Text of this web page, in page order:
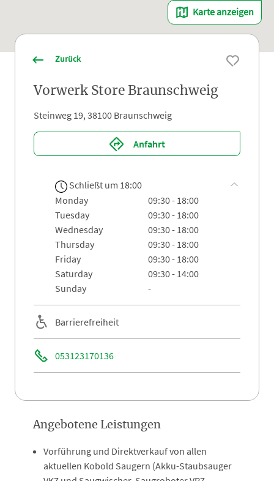
Karte anzeigen
Zurück
Vorwerk Store Braunschweig
Steinweg 19, 38100 Braunschweig
Anfahrt
Schließt um 18:00
monday
09:30 - 18:00
tuesday
09:30 - 18:00
wednesday
09:30 - 18:00
thursday
09:30 - 18:00
friday
09:30 - 18:00
saturday
09:30 - 14:00
sunday
-
Barrierefreiheit
053123170136
Angebotene Leistungen
Vorführung und Direktverkauf von allen
aktuellen Kobold Saugern (Akku-Staubsauger